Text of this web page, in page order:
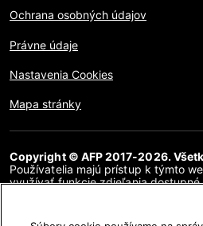
Ochrana osobných údajov
Právne údaje
Nastavenia Cookies
Mapa stránky
Copyright © AFP 2017-2026.
Používatelia majú prístup k týmto
využívať funkcie zdieľania dostupné
reprodukcia, komunikácia pre
obsahu tejto webovej stránky, či už